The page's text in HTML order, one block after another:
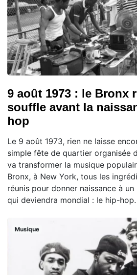
9 août 1973 : le Bronx
souffle avant la
hop
Le 9 août 1973, rien ne laisse
simple fête de quartier organisée
va transformer la musique
Bronx, à New York, tous les
réunis pour donner naissance à
qui deviendra mondial : le hip-hop.
Musique